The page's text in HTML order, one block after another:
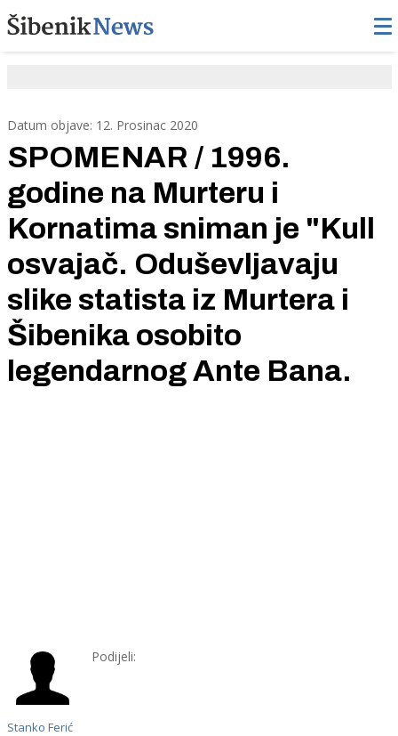
Datum objave: 12. Prosinac 2020
SPOMENAR / 1996.
godine na Murteru i
Kornatima sniman je "Kull
osvajač. Oduševljavaju
slike statista iz Murtera i
Šibenika osobito
legendarnog Ante Bana.
Stanko Ferić
Podijeli: